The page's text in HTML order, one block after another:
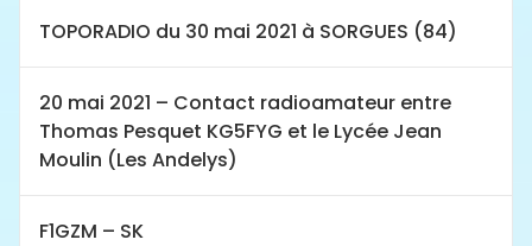
TOPORADIO du 30 mai 2021 à SORGUES (84)
20 mai 2021 – Contact radioamateur entre
Thomas Pesquet KG5FYG et le Lycée Jean
Moulin (Les Andelys)
F1GZM – SK